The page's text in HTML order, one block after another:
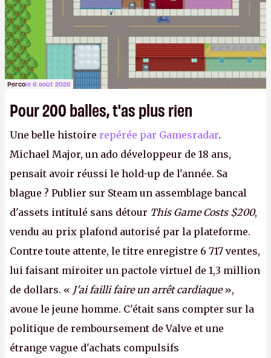
Percole 6 août 2026
Pour 200 balles, t'as plus rien
Une belle histoire repérée par Gamesradar.
Michael Major, un ado développeur de 18 ans,
pensait avoir réussi le hold-up de l'année. Sa
blague ? Publier sur Steam un assemblage bancal
d'assets intitulé sans détour This Game Costs $200,
vendu au prix plafond autorisé par la plateforme.
Contre toute attente, le titre enregistre 6 717 ventes,
lui faisant miroiter un pactole virtuel de 1,3 million
de dollars. « J'ai failli faire un arrêt cardiaque»,
avoue le jeune homme. C'était sans compter sur la
politique de remboursement de Valve et une
étrange vague d'achats compulsifs